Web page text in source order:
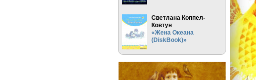
Светлана Коппел-
Ковтун
«Жена Океана
(DiskBook)»